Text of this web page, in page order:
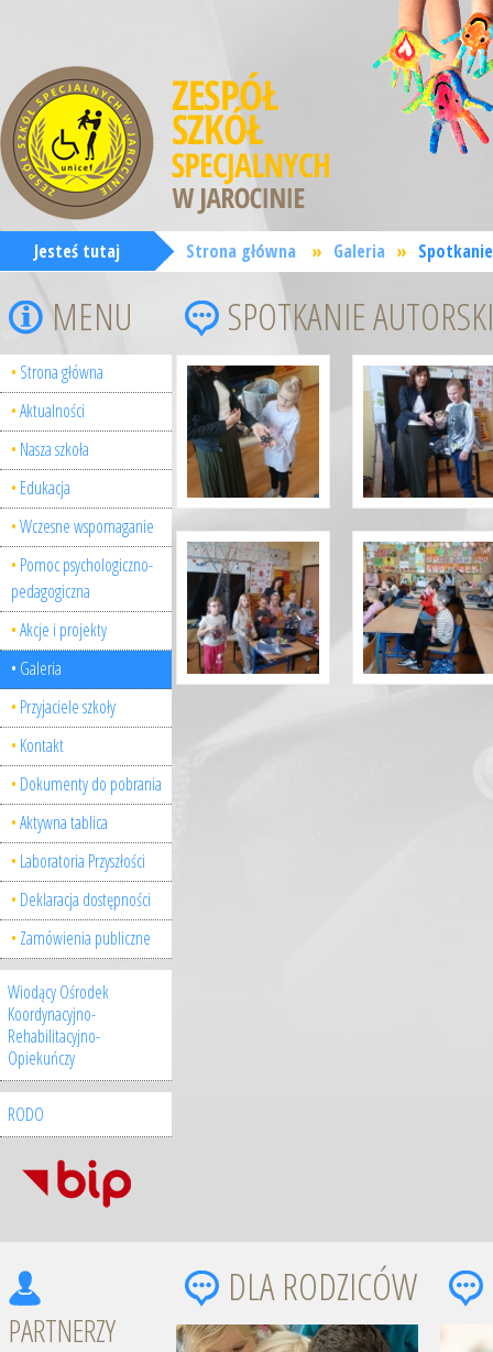
Jesteś tutaj Strona główna » Galeria »
MENU
Strona główna
Aktualności
Nasza szkoła
Edukacja
Wczesne wspomaganie
Pomoc psychologiczno-
pedagogiczna
Akcje i projekty
Galeria
Przyjaciele szkoły
Kontakt
Dokumenty do pobrania
Aktywna tablica
Laboratoria Przyszłości
Deklaracja dostępności
Zamówienia publiczne
Wiodący Ośrodek
Koordynacyjno-
Rehabilitacyjno-
Opiekuńczy
RODO
SPOTKANIE
PARTNERZY
DLA RODZICÓW